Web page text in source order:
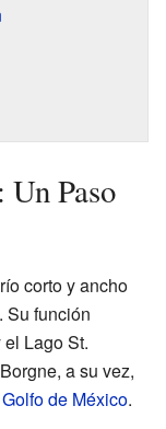
Paso
corto y ancho
Su función
el Lago St.
a su vez,
Golfo de México.